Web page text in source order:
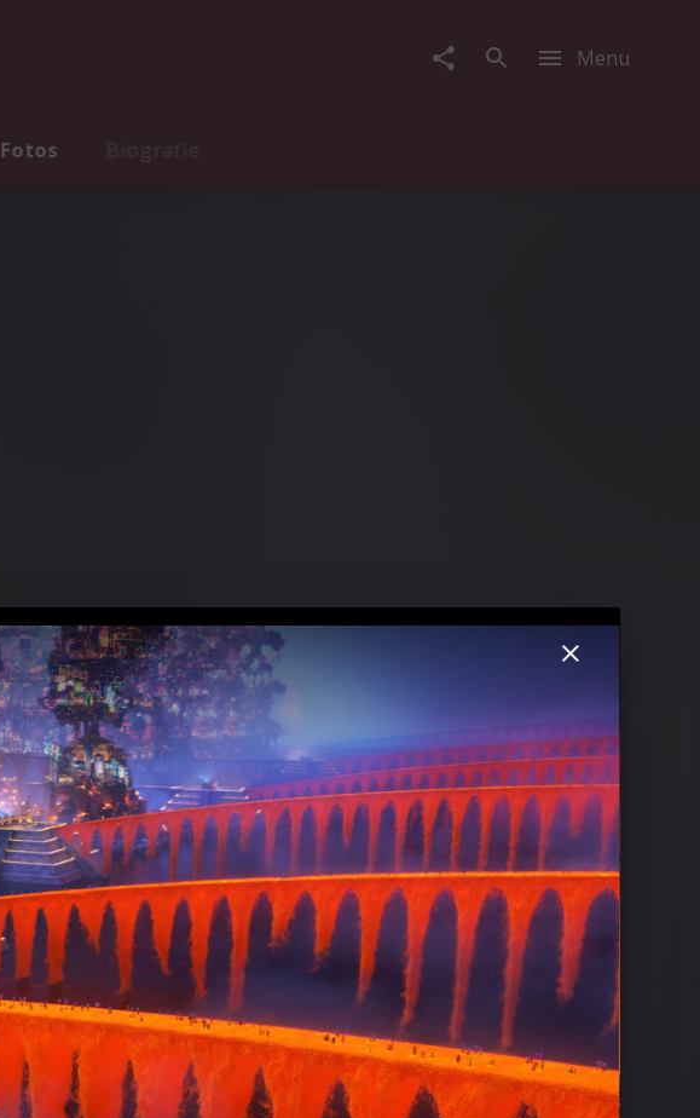
Menu
Fotos Biografie